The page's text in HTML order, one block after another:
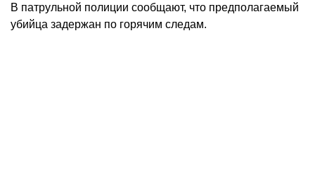
В патрульной полиции сообщают, что предполагаемый
убийца задержан по горячим следам.